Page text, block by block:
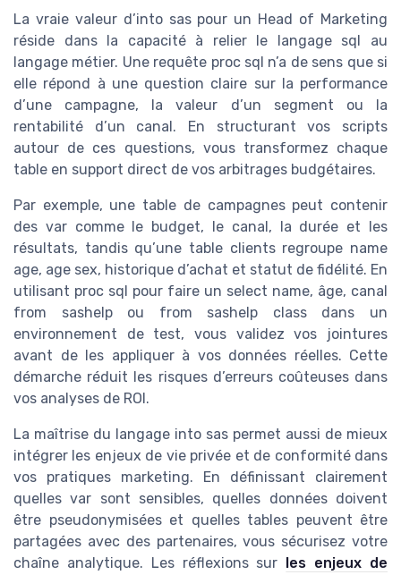
La vraie valeur d’into sas pour un Head of Marketing
réside dans la capacité à relier le langage sql au
langage métier. Une requête proc sql n’a de sens que si
elle répond à une question claire sur la performance
d’une campagne, la valeur d’un segment ou la
rentabilité d’un canal. En structurant vos scripts
autour de ces questions, vous transformez chaque
table en support direct de vos arbitrages budgétaires.
Par exemple, une table de campagnes peut contenir
des var comme le budget, le canal, la durée et les
résultats, tandis qu’une table clients regroupe name
age, age sex, historique d’achat et statut de fidélité. En
utilisant proc sql pour faire un select name, âge, canal
from sashelp ou from sashelp class dans un
environnement de test, vous validez vos jointures
avant de les appliquer à vos données réelles. Cette
démarche réduit les risques d’erreurs coûteuses dans
vos analyses de ROI.
La maîtrise du langage into sas permet aussi de mieux
intégrer les enjeux de vie privée et de conformité dans
vos pratiques marketing. En définissant clairement
quelles var sont sensibles, quelles données doivent
être pseudonymisées et quelles tables peuvent être
partagées avec des partenaires, vous sécurisez votre
chaîne analytique. Les réflexions sur
les enjeux de